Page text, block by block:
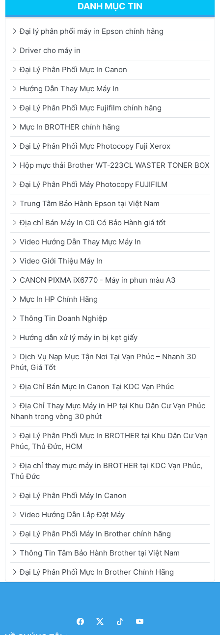
DANH MỤC TIN
Đại lý phân phối máy in Epson chính hãng
Driver cho máy in
Đại Lý Phân Phối Mực In Canon
Hướng Dẫn Thay Mực Máy In
Đại Lý Phân Phối Mực Fujifilm chính hãng
Mực In BROTHER chính hãng
Đại Lý Phân Phối Mực Photocopy Fuji Xerox
Hộp mực thải Brother WT-223CL WASTER TONER BOX
Đại Lý Phân Phối Máy Photocopy FUJIFILM
Trung Tâm Bảo Hành Epson tại Việt Nam
Địa chỉ Bán Máy In Cũ Có Bảo Hành giá tốt
Video Hướng Dẫn Thay Mực Máy In
Video Giới Thiệu Máy In
CANON PIXMA iX6770 - Máy in phun màu A3
Mực In HP Chính Hãng
Thông Tin Doanh Nghiệp
Hướng dẫn xử lý máy in bị kẹt giấy
Dịch Vụ Nạp Mực Tận Nơi Tại Vạn Phúc – Nhanh 30
Phút, Giá Tốt
Địa Chỉ Bán Mực In Canon Tại KDC Vạn Phúc
Địa Chỉ Thay Mực Máy in HP tại Khu Dân Cư Vạn Phúc
Nhanh trong vòng 30 phút
Đại Lý Phân Phối Mực In BROTHER tại Khu Dân Cư Vạn
Phúc, Thủ Đức, HCM
Địa chỉ thay mực máy in BROTHER tại KDC Vạn Phúc,
Thủ Đức
Đại Lý Phân Phối Máy In Canon
Video Hướng Dẫn Lắp Đặt Máy
Đại Lý Phân Phối Máy In Brother chính hãng
Thông Tin Tâm Bảo Hành Brother tại Việt Nam
Đại Lý Phân Phối Mực In Brother Chính Hãng